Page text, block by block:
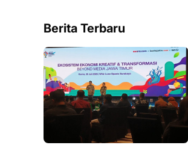
Berita Terbaru
SURABAYA